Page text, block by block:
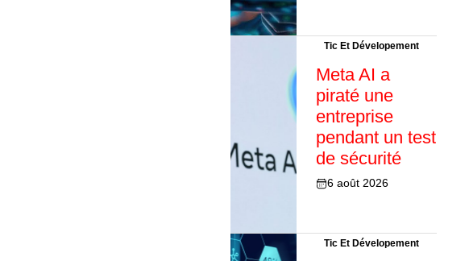
Tic Et Dévelopement
Meta AI a
piraté une
entreprise
pendant un test
de sécurité
6 août 2026
Tic Et Dévelopement